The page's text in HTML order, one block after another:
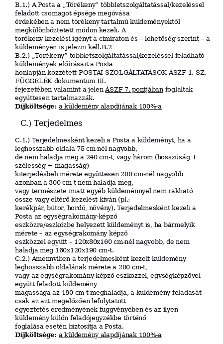
B.1.) A Posta a „Törékeny” többletszolgáltatással/kezeléssel
feladott csomagot épsége megóvása
érdekében a nem törékeny tartalmú küldeményektől
megkülönböztetett módon kezeli. A
törékeny kezelési igényt a címiraton és – lehetőség szerint – a
küldeményen is jelezni kell.B.2
B.2.) „Törékeny” többletszolgáltatással/kezeléssel feladható
küldemények előírásait a Posta
honlapján közzétett POSTAI SZOLGÁLTATÁSOK ÁSZF 1. SZ.
FÜGGELÉK dokumentum III.
fejezetében valamint a jelen ÁSZF 7. pontjában foglaltak
együttesen tartalmazzák.
Díjköltsége: a küldemény alapdíjának 100%-a
C.) Terjedelmes
C.1.) Terjedelmesként kezeli a Posta a küldeményt, ha a
leghosszabb oldala 75 cm-nél nagyobb,
de nem haladja meg a 240 cm-t, vagy három (hosszúság +
szélesség + magasság)
kiterjedésbeli mérete együttesen 200 cm-nél nagyobb
azonban a 300 cm-t nem haladja meg,
vagy természete miatt egyéb küldeménnyel nem rakható
össze vagy eltérő kezelést kíván (pl.:
kerékpár, bútor, hordó, növény). Terjedelmesként kezeli a
Posta az egységrakomány-képző
eszközre/eszközbe helyezett küldeményt is, ha bármelyik
mérete – az egységrakomány képző
eszközzel együtt – 120x80x160 cm-nél nagyobb, de nem
haladja meg 160x120x190 cm-t.
C.2.) Amennyiben a terjedelmesként kezelt küldemény
leghosszabb oldalának mérete a 200 cm-t,
vagy az egységrakomány-képző eszközzel, egységképzővel
együtt feladott küldemény
magassága az 180 cm-t meghaladja, a küldemény feladását
csak az azt megelőzően lefolytatott
egyeztetés eredményének függvényében és az ilyen
küldemény külön feladójegyzékbe történő
foglalása esetén biztosítja a Posta.
Díjköltsége: a küldemény alapdíjának 100%-a